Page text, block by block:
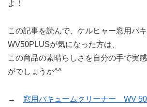
よ！
この記事を読んで、ケルヒャー窓用バ
WV50PLUSが気になった方は、
この商品の素晴らしさを自分の手で実
がでしょうか^^
→ 窓用バキュームクリーナー WV